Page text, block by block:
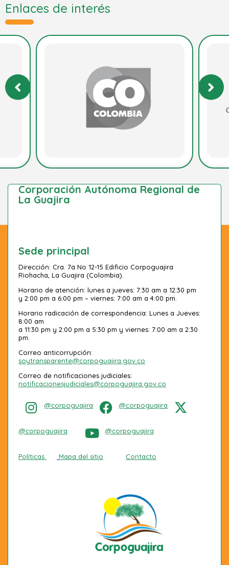
Enlaces de interés
Corporación Autónoma Regional de
La Guajira
Sede principal
Dirección: Cra. 7a No 12-15 Edificio Corpoguajira
Riohacha, La Guajira (Colombia).
Horario de atención: lunes a jueves: 7:30 am a 12:30 pm
y 2:00 pm a 6:00 pm – viernes: 7:00 am a 4:00 pm.
Horario radicación de correspondencia: Lunes a Jueves:
8:00 am
a 11:30 pm y 2:00 pm a 5:30 pm y viernes: 7:00 am a 2:30
pm.
Correo anticorrupción:
soytransparente@corpoguajira.gov.co
Correo de notificaciones judiciales:
notificacionesjudiciales@corpoguajira.gov.co
@corpoguajira @corpoguajira
@corpoguajira @corpoguajira
Políticas Mapa del sitio Contacto